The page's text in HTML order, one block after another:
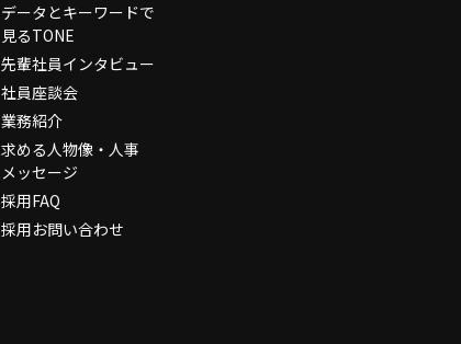
データとキーワードで
見るTONE
先輩社員インタビュー
社員座談会
業務紹介
求める人物像・人事
メッセージ
採用FAQ
採用お問い合わせ